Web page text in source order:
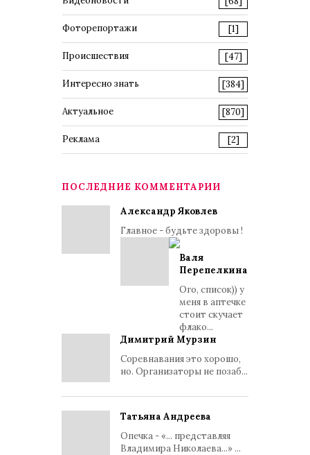
Фоторепортажи [1]
Происшествия [47]
Интересно знать [384]
Актуальное [870]
Реклама [2]
ПОСЛЕДНИЕ КОММЕНТАРИИ
Александр Яковлев
Главное - будьте здоровы !
Валя
Перепелкина
Ого, список)) у
меня в аптечке
стоит скучает
флако...
Димитрий Мурзин
Соревнавания это хорошо,
но. Организаторы не позаб...
Татьяна Андреева
Опечка - «... представляя
Владимира Николаева...» ...